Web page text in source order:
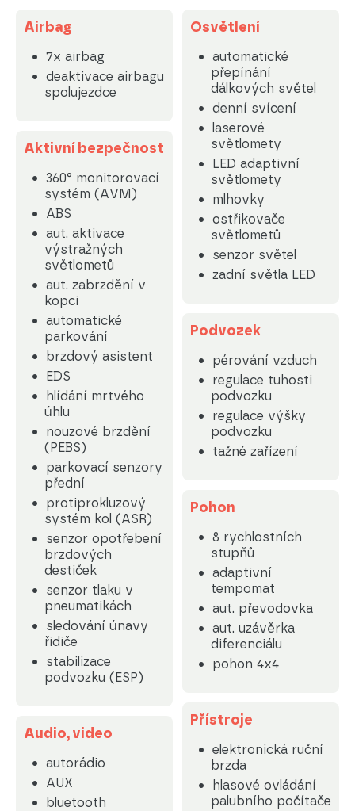
Airbag
7x airbag
deaktivace airbagu
spolujezdce
Aktivní bezpečnost
360° monitorovací
systém (AVM)
ABS
aut. aktivace
výstražných
světlometů
aut. zabrzdění v
kopci
automatické
parkování
brzdový asistent
EDS
hlídání mrtvého
úhlu
nouzové brzdění
(PEBS)
parkovací senzory
přední
protiprokluzový
systém kol (ASR)
senzor opotřebení
brzdových
destiček
senzor tlaku v
pneumatikách
sledování únavy
řidiče
stabilizace
podvozku (ESP)
Audio, video
autorádio
AUX
bluetooth
Osvětlení
automatické
přepínání
dálkových světel
denní svícení
laserové
světlomety
LED adaptivní
světlomety
mlhovky
ostřikovače
světlometů
senzor světel
zadní světla LED
Podvozek
pérování vzduch
regulace tuhosti
podvozku
regulace výšky
podvozku
tažné zařízení
Pohon
8 rychlostních
stupňů
adaptivní
tempomat
aut. převodovka
aut. uzávěrka
diferenciálu
pohon 4x4
Přístroje
elektronická ruční
brzda
hlasové ovládání
palubního počítače